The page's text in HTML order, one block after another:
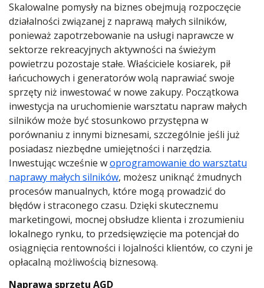
Skalowalne pomysły na biznes obejmują rozpoczęcie
działalności związanej z naprawą małych silników,
ponieważ zapotrzebowanie na usługi naprawcze w
sektorze rekreacyjnych aktywności na świeżym
powietrzu pozostaje stałe. Właściciele kosiarek, pił
łańcuchowych i generatorów wolą naprawiać swoje
sprzęty niż inwestować w nowe zakupy. Początkowa
inwestycja na uruchomienie warsztatu napraw małych
silników może być stosunkowo przystępna w
porównaniu z innymi biznesami, szczególnie jeśli już
posiadasz niezbędne umiejętności i narzędzia.
Inwestując wcześnie woprogramowanie do warsztatu
naprawy małych silników, możesz uniknąć żmudnych
procesów manualnych, które mogą prowadzić do
błędów i straconego czasu. Dzięki skutecznemu
marketingowi, mocnej obsłudze klienta i zrozumieniu
lokalnego rynku, to przedsięwzięcie ma potencjał do
osiągnięcia rentowności i lojalności klientów, co czyni je
opłacalną możliwością biznesową.
Naprawa sprzętu AGD